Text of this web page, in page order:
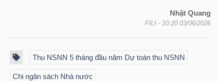
Nhật Quang
FILI - 10:20 03/06/2026
Thu NSNN 5 tháng đầu năm Dự toán thu NSNN
Chi ngân sách Nhà nước
PHÁI